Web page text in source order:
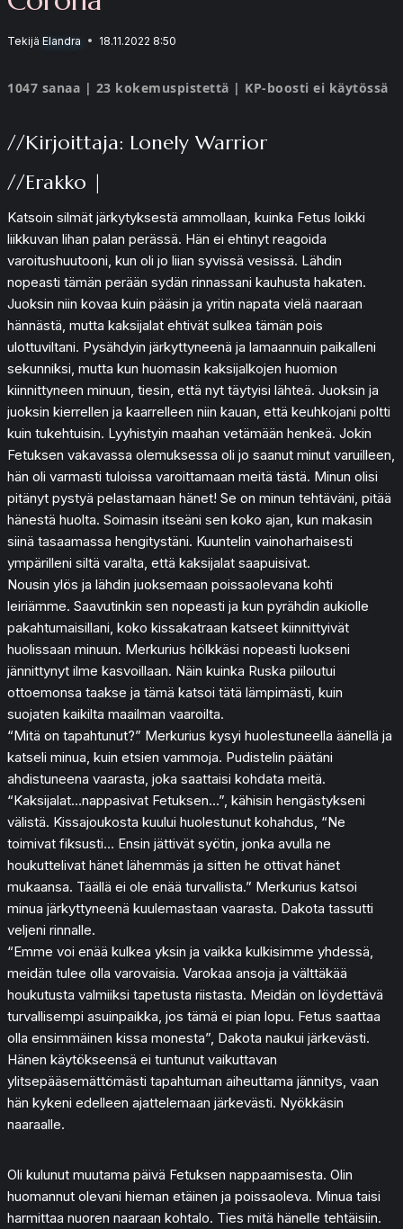
Tekijä Elandra 18.11.2022 8:50
1047 sanaa | 23 kokemuspistettä | KP-boosti ei käytössä
//Kirjoittaja: Lonely Warrior
//Erakko |
Katsoin silmät järkytyksestä ammollaan, kuinka Fetus loikki
liikkuvan lihan palan perässä. Hän ei ehtinyt reagoida
varoitushuutooni, kun oli jo liian syvissä vesissä. Lähdin
nopeasti tämän perään sydän rinnassani kauhusta hakaten.
Juoksin niin kovaa kuin pääsin ja yritin napata vielä naaraan
hännästä, mutta kaksijalat ehtivät sulkea tämän pois
ulottuviltani. Pysähdyin järkyttyneenä ja lamaannuin paikalleni
sekunniksi, mutta kun huomasin kaksijalkojen huomion
kiinnittyneen minuun, tiesin, että nyt täytyisi lähteä. Juoksin ja
juoksin kierrellen ja kaarrelleen niin kauan, että keuhkojani poltti
kuin tukehtuisin. Lyyhistyin maahan vetämään henkeä. Jokin
Fetuksen vakavassa olemuksessa oli jo saanut minut varuilleen,
hän oli varmasti tuloissa varoittamaan meitä tästä. Minun olisi
pitänyt pystyä pelastamaan hänet! Se on minun tehtäväni, pitää
hänestä huolta. Soimasin itseäni sen koko ajan, kun makasin
siinä tasaamassa hengitystäni. Kuuntelin vainoharhaisesti
ympärilleni siltä varalta, että kaksijalat saapuisivat.
Nousin ylös ja lähdin juoksemaan poissaolevana kohti
leiriämme. Saavutinkin sen nopeasti ja kun pyrähdin aukiolle
pakahtumaisillani, koko kissakatraan katseet kiinnittyivät
huolissaan minuun. Merkurius hölkkäsi nopeasti luokseni
jännittynyt ilme kasvoillaan. Näin kuinka Ruska piiloutui
ottoemonsa taakse ja tämä katsoi tätä lämpimästi, kuin
suojaten kaikilta maailman vaaroilta.
“Mitä on tapahtunut?” Merkurius kysyi huolestuneella äänellä ja
katseli minua, kuin etsien vammoja. Pudistelin päätäni
ahdistuneena vaarasta, joka saattaisi kohdata meitä.
“Kaksijalat…nappasivat Fetuksen…”, kähisin hengästykseni
välistä. Kissajoukosta kuului huolestunut kohahdus, “Ne
toimivat fiksusti… Ensin jättivät syötin, jonka avulla ne
houkuttelivat hänet lähemmäs ja sitten he ottivat hänet
mukaansa. Täällä ei ole enää turvallista.” Merkurius katsoi
minua järkyttyneenä kuulemastaan vaarasta. Dakota tassutti
veljeni rinnalle.
“Emme voi enää kulkea yksin ja vaikka kulkisimme yhdessä,
meidän tulee olla varovaisia. Varokaa ansoja ja välttäkää
houkutusta valmiiksi tapetusta riistasta. Meidän on löydettävä
turvallisempi asuinpaikka, jos tämä ei pian lopu. Fetus saattaa
olla ensimmäinen kissa monesta”, Dakota naukui järkevästi.
Hänen käytökseensä ei tuntunut vaikuttavan
ylitsepääsemättömästi tapahtuman aiheuttama jännitys, vaan
hän kykeni edelleen ajattelemaan järkevästi. Nyökkäsin
naaraalle.
Oli kulunut muutama päivä Fetuksen nappaamisesta. Olin
huomannut olevani hieman etäinen ja poissaoleva. Minua taisi
harmittaa nuoren naaraan kohtalo. Ties mitä hänelle tehtäisiin.